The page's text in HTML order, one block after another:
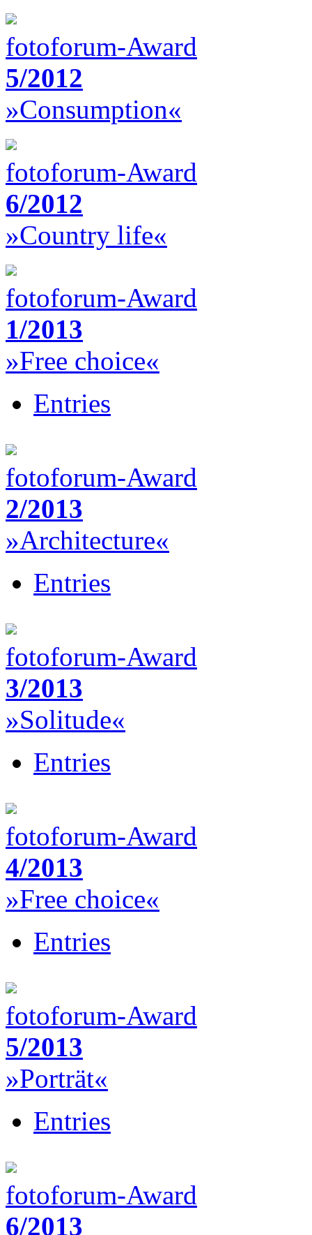
fotoforum-Award
5/2012
»Consumption«
fotoforum-Award
6/2012
»Country life«
fotoforum-Award
1/2013
»Free choice«
Entries
fotoforum-Award
2/2013
»Architecture«
Entries
fotoforum-Award
3/2013
»Solitude«
Entries
fotoforum-Award
4/2013
»Free choice«
Entries
fotoforum-Award
5/2013
»Porträt«
Entries
fotoforum-Award
6/2013